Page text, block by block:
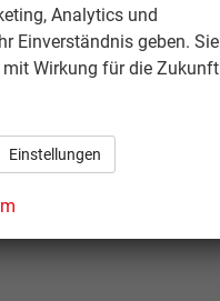
Analytics und
Einverständnis geben. Sie
Wirkung für die Zukunft
Einstellungen